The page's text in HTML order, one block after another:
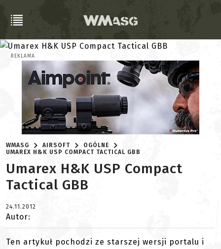
REKLAMA
WMASG AIRSOFT
OGÓLNE
UMAREX H&K USP COMPACT TACTICAL GBB
Umarex H&K USP Compact
Tactical GBB
24.11.2012
Autor:
Ten artykuł pochodzi ze starszej wersji portalu i